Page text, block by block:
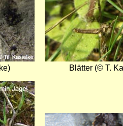
Blätter (© T.
Bild